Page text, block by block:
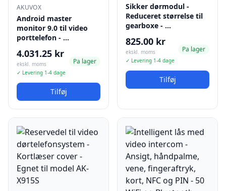
AKUVOX
Android master
monitor 9.0 til video
porttelefon - …
4.031.25 kr
ekskl. moms
✓ Levering 1-4 dage
Pa lager
Tilføj
Sikker dørmodul -
Reduceret størrelse til
gearboxe - …
825.00 kr
ekskl. moms
✓ Levering 1-4 dage
Pa lager
Tilføj